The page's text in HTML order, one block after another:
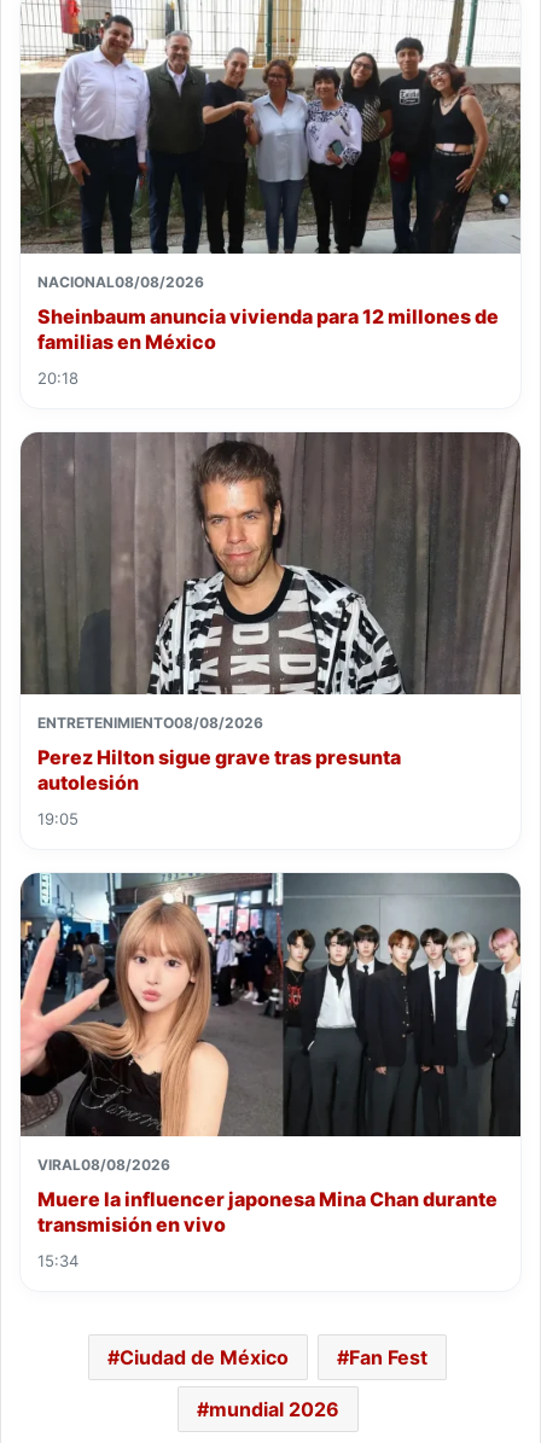
NACIONAL08/08/2026
Sheinbaum anuncia vivienda para 12 millones de
familias en México
20:18
ENTRETENIMIENTO08/08/2026
Perez Hilton sigue grave tras presunta
autolesión
19:05
VIRAL08/08/2026
Muere la influencer japonesa Mina Chan durante
transmisión en vivo
15:34
Ciudad de México Fan Fest
mundial 2026